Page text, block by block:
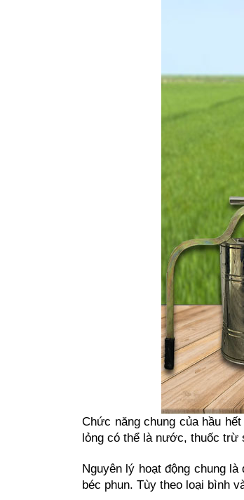
Chức năng chung của hầu
lỏng có thể là nước, thuốc
Nguyên lý hoạt động chung
béc phun. Tùy theo loại bình